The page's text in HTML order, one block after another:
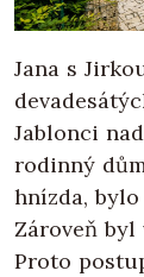
Jana s
Jablonci
rodinný
hnízda,
Zároveň
Proto